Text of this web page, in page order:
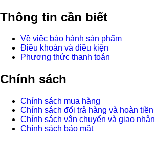
Thông tin cần biết
Về việc bảo hành sản phẩm
Điều khoản và điều kiện
Phương thức thanh toán
Chính sách
Chính sách mua hàng
Chính sách đổi trả hàng và hoàn tiền
Chính sách vận chuyển và giao nhận
Chính sách bảo mật